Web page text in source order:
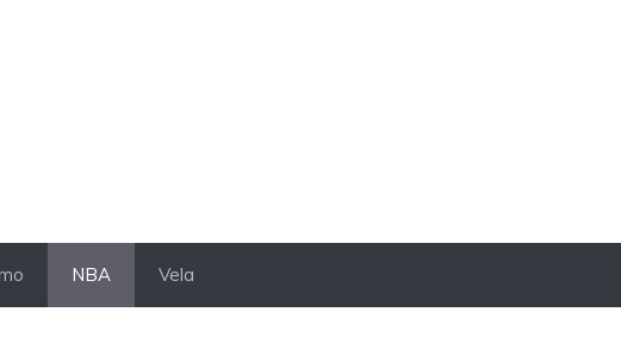
NBA Vela